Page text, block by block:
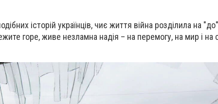
історій українців, чиє життя війна розділила на
горе, живе незламна надія – на перемогу, на мир і на